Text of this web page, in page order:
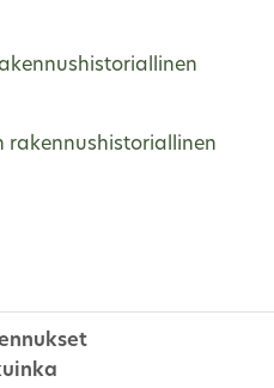
rakennushistoriallinen